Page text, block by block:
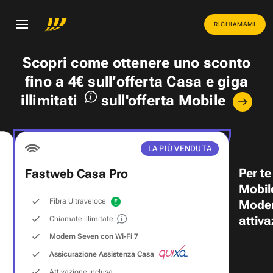
RICHIAMAMI
Scopri come ottenere uno sconto
fino a 4€ sull’offerta Casa egiga
illimitati
sull'offerta Mobile
LA PIÙ VENDUTA
Fastweb Casa Pro
Fibra Ultraveloce
Chiamate illimitate
Modem Seven con Wi‑Fi 7
Assicurazione Assistenza Casa
Per